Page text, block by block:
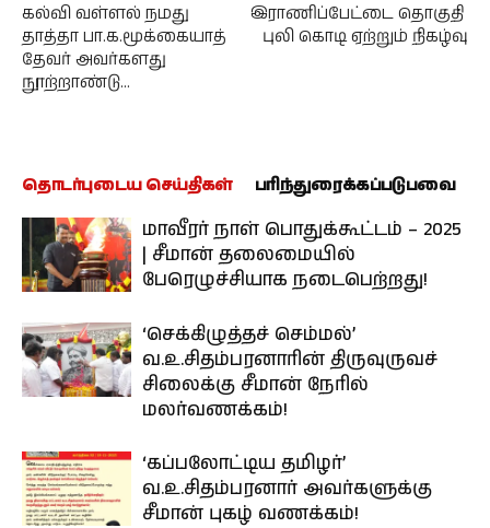
கல்வி வள்ளல் நமது
தாத்தா பா.க.மூக்கையாத்
தேவர் அவர்களது
நூற்றாண்டு…
இராணிப்பேட்டை தொகுதி
புலி கொடி ஏற்றும் நிகழ்வு
தொடர்புடைய செய்திகள் பரிந்துரைக்கப்படுபவை
மாவீரர் நாள் பொதுக்கூட்டம் – 2025
| சீமான் தலைமையில்
பேரெழுச்சியாக நடைபெற்றது!
‘செக்கிழுத்தச் செம்மல்’
வ.உ.சிதம்பரனாரின் திருவுருவச்
சிலைக்கு சீமான் நேரில்
மலர்வணக்கம்!
‘கப்பலோட்டிய தமிழர்’
வ.உ.சிதம்பரனார் அவர்களுக்கு
சீமான் புகழ் வணக்கம்!